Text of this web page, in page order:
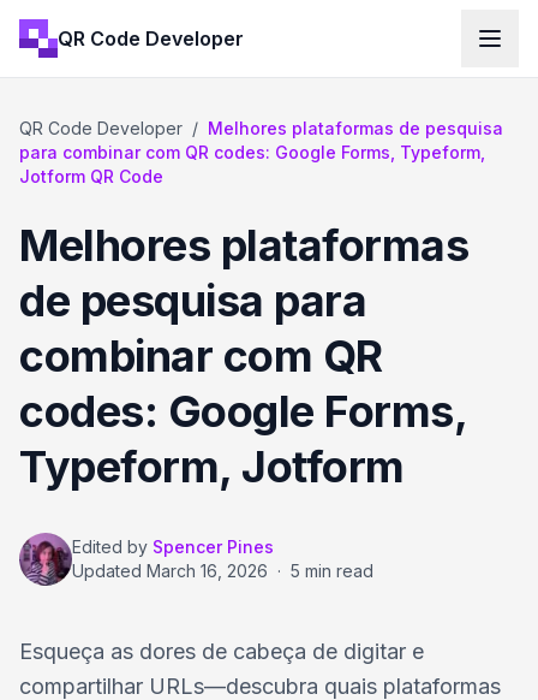
QR Code Developer
QR Code Developer / Melhores plataformas de pesquisa
para combinar com QR codes: Google Forms, Typeform,
Jotform QR Code
Melhores plataformas
de pesquisa para
combinar com QR
codes: Google Forms,
Typeform, Jotform
Edited by Spencer Pines
Updated March 16, 2026 · 5 min read
Esqueça as dores de cabeça de digitar e
compartilhar URLs—descubra quais plataformas